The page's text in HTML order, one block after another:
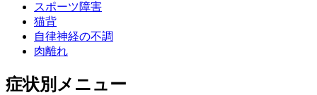
スポーツ障害
猫背
自律神経の不調
肉離れ
症状別メニュー